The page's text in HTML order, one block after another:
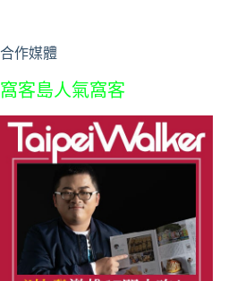
合作媒體
窩客島人氣窩客